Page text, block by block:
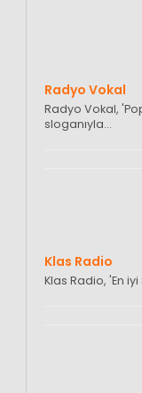
Radyo Vokal
Radyo Vokal,
sloganıyla…
Klas Radio
Klas Radio, 'En